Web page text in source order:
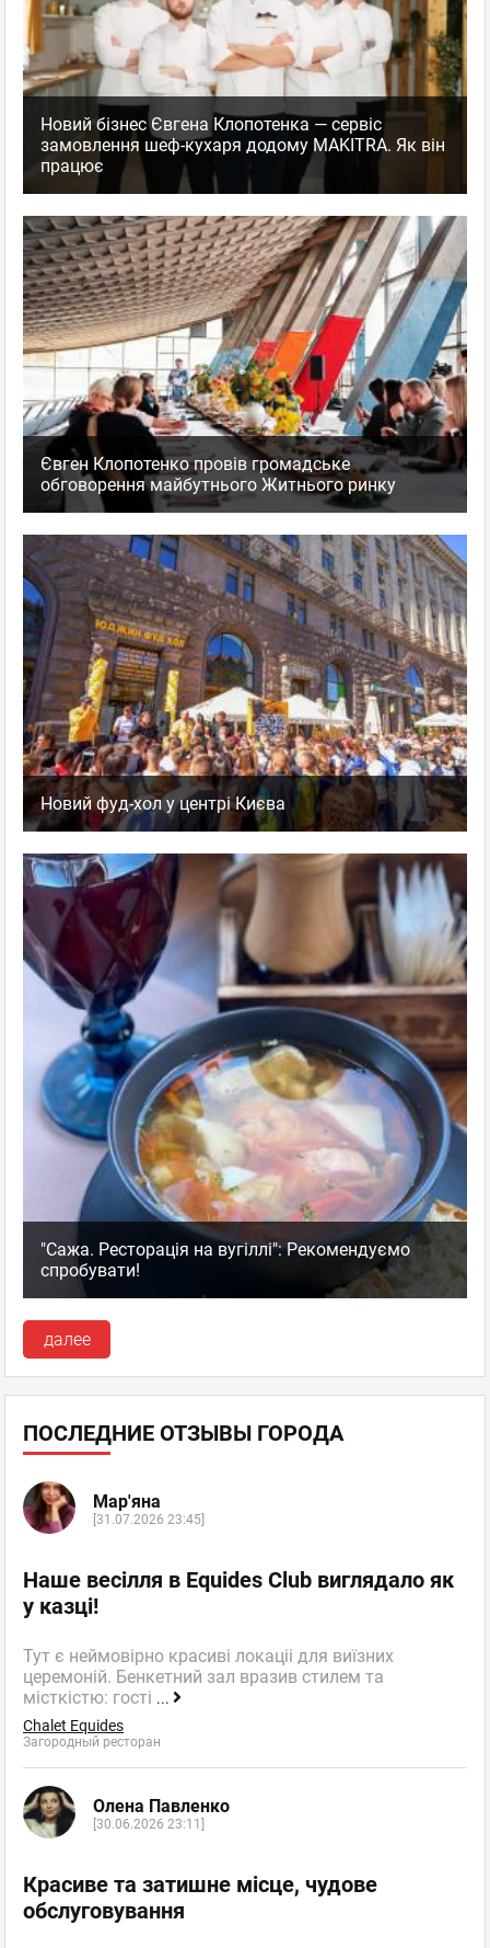
Новий бізнес Євгена Клопотенка — сервіс
замовлення шеф-кухаря додому MAKITRA. Як він
працює
Євген Клопотенко провів громадське
обговорення майбутнього Житнього ринку
Новий фуд-хол у центрі Києва
"Сажа. Ресторація на вугіллі": Рекомендуємо
спробувати!
далее
ПОСЛЕДНИЕ ОТЗЫВЫ ГОРОДА
Мар'яна
[31.07.2026 23:45]
Наше весілля в Equides Club виглядало як
у казці!
Тут є неймовірно красиві локаціі для виїзних
церемоній. Бенкетний зал вразив стилем та
місткістю: гості ...
Chalet Equides
Загородный ресторан
Олена Павленко
[30.06.2026 23:11]
Красиве та затишне місце, чудове
обслуговування